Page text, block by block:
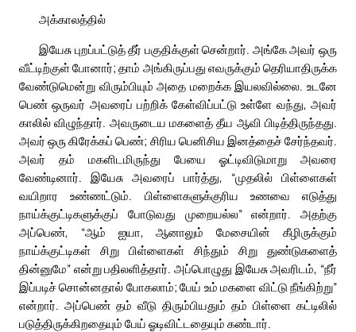
அக்காலத்தில்
இயேசு புறப்பட்டுத் தீர் பகுதிக்குள் சென்றார். அங்கே அவர் ஒரு
வீட்டிற்குள் போனார்; தாம் அங்கிருப்பது எவருக்கும் தெரியாதிருக்க
வேண்டுமென்று விரும்பியும் அதை மறைக்க இயலவில்லை. உடனே
பெண் ஒருவர் அவரைப் பற்றிக் கேள்விப்பட்டு உள்ளே வந்து, அவர்
காலில் விழுந்தார். அவருடைய மகளைத் தீய ஆவி பிடித்திருந்தது.
அவர் ஒரு கிரேக்கப் பெண்; சிரிய பெனிசிய இனத்தைச் சேர்ந்தவர்.
அவர் தம் மகளிடமிருந்து பேயை ஓட்டிவிடுமாறு அவரை
வேண்டினார். இயேசு அவரைப் பார்த்து, “முதலில் பிள்ளைகள்
வயிறார உண்ணட்டும். பிள்ளைகளுக்குரிய உணவை எடுத்து
நாய்க்குட்டிகளுக்குப் போடுவது முறையல்ல” என்றார். அதற்கு
அப்பெண், “ஆம் ஐயா, ஆனாலும் மேசையின் கீழிருக்கும்
நாய்க்குட்டிகள் சிறு பிள்ளைகள் சிந்தும் சிறு துண்டுகளைத்
தின்னுமே” என்று பதிலளித்தார். அப்பொழுது இயேசு அவரிடம், “நீர்
இப்படிச் சொன்னதால் போகலாம்; பேய் உம் மகளை விட்டு நீங்கிற்று”
என்றார். அப்பெண் தம் வீடு திரும்பியதும் தம் பிள்ளை கட்டிலில்
படுத்திருக்கிறதையும் பேய் ஓடிவிட்டதையும் கண்டார்.